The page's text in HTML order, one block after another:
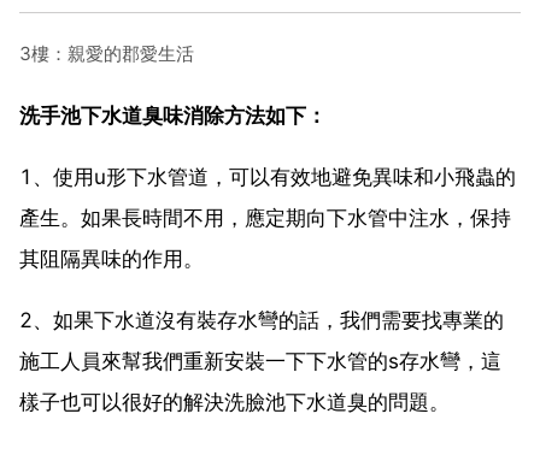
3樓：親愛的郡愛生活
洗手池下水道臭味消除方法如下：
1、使用u形下水管道，可以有效地避免異味和小飛蟲的
產生。如果長時間不用，應定期向下水管中注水，保持
其阻隔異味的作用。
2、如果下水道沒有裝存水彎的話，我們需要找專業的
施工人員來幫我們重新安裝一下下水管的s存水彎，這
樣子也可以很好的解決洗臉池下水道臭的問題。